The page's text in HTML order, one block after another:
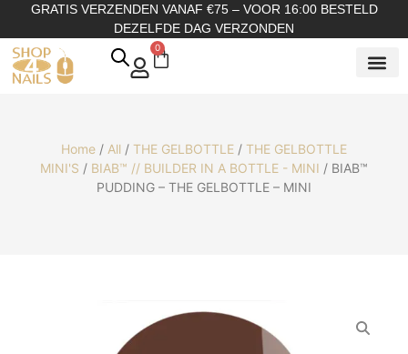
GRATIS VERZENDEN VANAF €75 – VOOR 16:00 BESTELD
DEZELFDE DAG VERZONDEN
0
Home / All / THE GELBOTTLE / THE GELBOTTLE
MINI'S / BIAB™ // BUILDER IN A BOTTLE - MINI / BIAB™
PUDDING – THE GELBOTTLE – MINI